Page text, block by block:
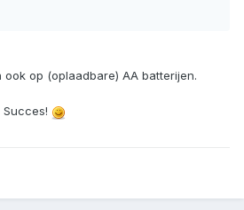
op (oplaadbare) AA batterijen.